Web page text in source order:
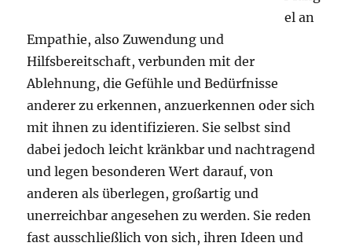
el an
Empathie, also Zuwendung und
Hilfsbereitschaft, verbunden mit der
Ablehnung, die Gefühle und Bedürfnisse
anderer zu erkennen, anzuerkennen oder sich
mit ihnen zu identifizieren. Sie selbst sind
dabei jedoch leicht kränkbar und nachtragend
und legen besonderen Wert darauf, von
anderen als überlegen, großartig und
unerreichbar angesehen zu werden. Sie reden
fast ausschließlich von sich, ihren Ideen und